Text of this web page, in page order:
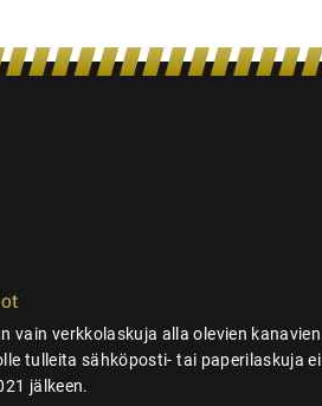
vain verkkolaskuja alla olevien kanavien
tulleita sähköposti- tai paperilaskuja ei
jälkeen.